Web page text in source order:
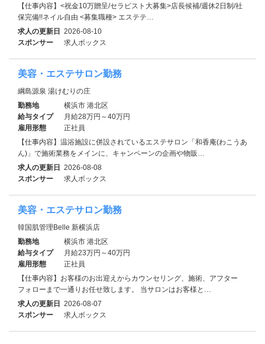
【仕事内容】<祝金10万贈呈/セラピスト大募集>店長候補/週休2日制/社
保完備!!ネイル自由 <募集職種> エステテ…
求人の更新日 2026-08-10
スポンサー
求人ボックス
美容・エステサロン勤務
綱島源泉 湯けむりの庄
勤務地
横浜市 港北区
給与タイプ
月給28万円～40万円
雇用形態
正社員
【仕事内容】温浴施設に併設されているエステサロン「和香庵(わこうあ
ん)」で施術業務をメインに、キャンペーンの企画や物販…
求人の更新日 2026-08-08
スポンサー
求人ボックス
美容・エステサロン勤務
韓国肌管理Belle 新横浜店
勤務地
横浜市 港北区
給与タイプ
月給23万円～40万円
雇用形態
正社員
【仕事内容】お客様のお出迎えからカウンセリング、施術、アフター
フォローまで一通りお任せ致します。 当サロンはお客様と…
求人の更新日 2026-08-07
スポンサー
求人ボックス